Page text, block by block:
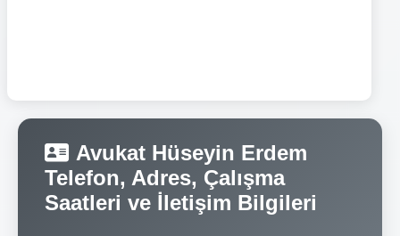
Avukat Hüseyin Erdem
Telefon, Adres, Çalışma
Saatleri ve İletişim Bilgileri